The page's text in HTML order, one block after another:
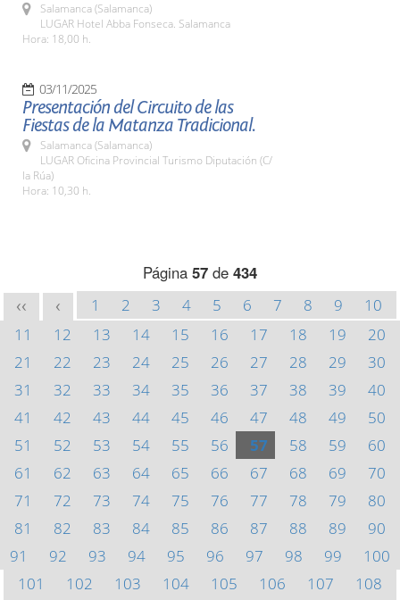
Salamanca (Salamanca)
LUGAR Hotel Abba Fonseca. Salamanca
Hora: 18,00 h.
03/11/2025
Presentación del Circuito de las
Fiestas de la Matanza Tradicional.
Salamanca (Salamanca)
LUGAR Oficina Provincial Turismo Diputación (C/
la Rúa)
Hora: 10,30 h.
Página 57 de 434
<< < 1 2 3 4 5 6 7 8 9
10
11
12 13 14 15 16 17 18 19
20
21
22 23 24 25 26 27 28 29
30
31
32 33 34 35 36 37 38 39
40
41
42 43 44 45 46 47 48 49
50
51
52 53 54 55 56 57 58 59
60
61
62 63 64 65 66 67 68 69
70
71
72 73 74 75 76 77 78 79
80
81
82 83 84 85 86 87 88 89
90
91
92 93 94 95 96 97 98 99
100
101
102 103 104 105 106 107
108